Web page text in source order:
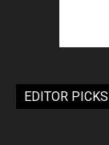
EDITOR PICKS